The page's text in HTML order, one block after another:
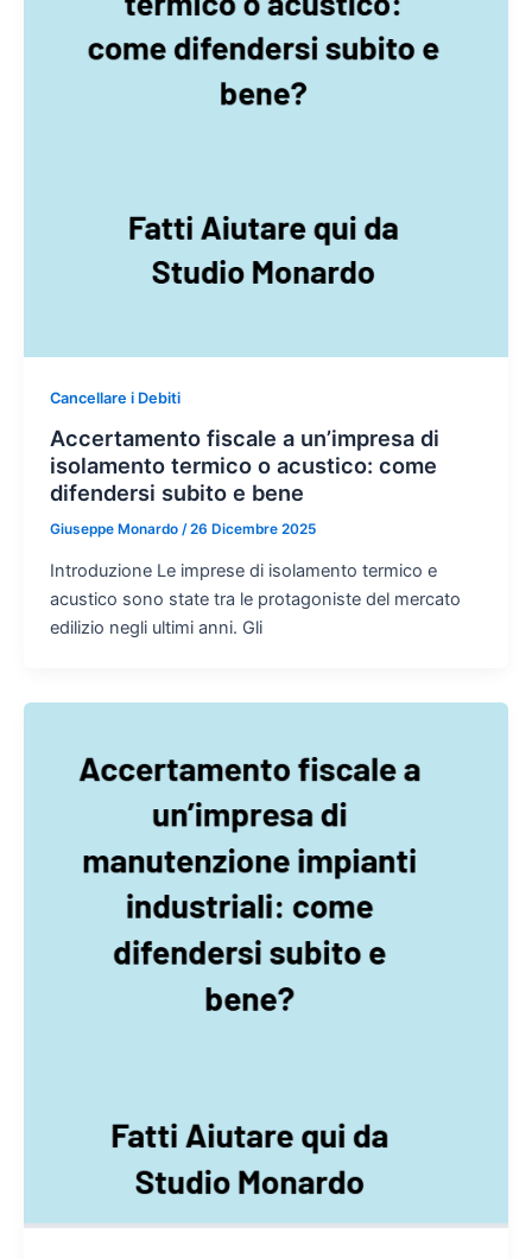
Cancellare i Debiti
Accertamento fiscale a un’impresa di
isolamento termico o acustico: come
difendersi subito e bene
Giuseppe Monardo /26 Dicembre 2025
Introduzione Le imprese di isolamento termico e
acustico sono state tra le protagoniste del mercato
edilizio negli ultimi anni. Gli